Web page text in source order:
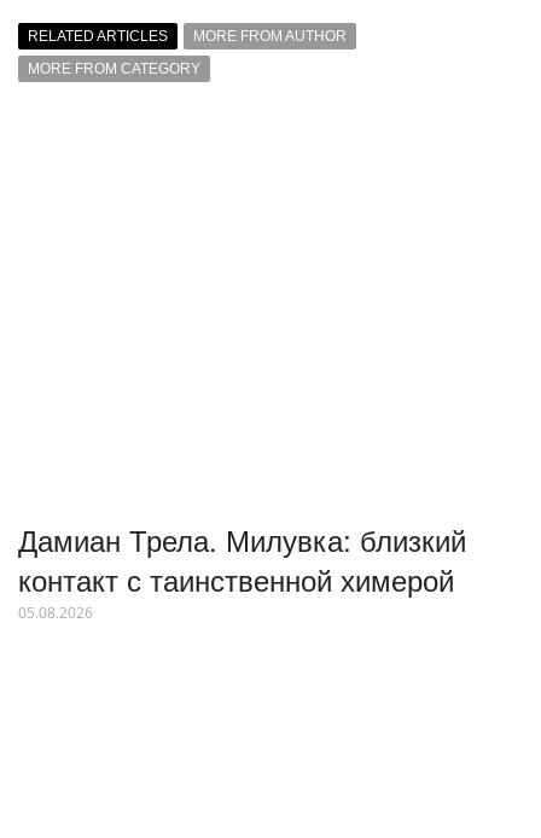
RELATED ARTICLES
MORE FROM AUTHOR
MORE FROM CATEGORY
Дамиан Трела. Милувка: близкий
контакт с таинственной химерой
05.08.2026